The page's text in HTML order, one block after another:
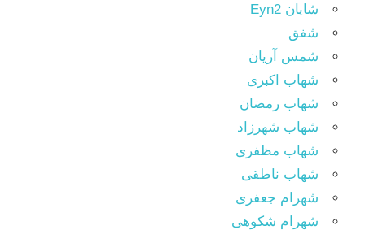
شایان Eyn2
شفق
شمس آریان
شهاب اکبری
شهاب رمضان
شهاب شهرزاد
شهاب مظفری
شهاب ناطقی
شهرام جعفری
شهرام شکوهی